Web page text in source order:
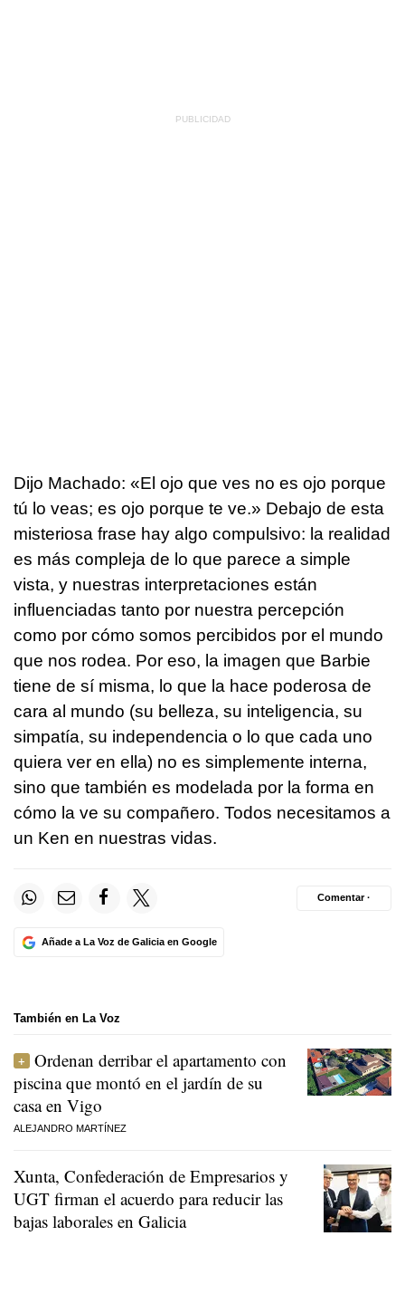
Dijo Machado: «El ojo que ves no es ojo porque
tú lo veas; es ojo porque te ve.» Debajo de esta
misteriosa frase hay algo compulsivo: la realidad
es más compleja de lo que parece a simple
vista, y nuestras interpretaciones están
influenciadas tanto por nuestra percepción
como por cómo somos percibidos por el mundo
que nos rodea. Por eso, la imagen que Barbie
tiene de sí misma, lo que la hace poderosa de
cara al mundo (su belleza, su inteligencia, su
simpatía, su independencia o lo que cada uno
quiera ver en ella) no es simplemente interna,
sino que también es modelada por la forma en
cómo la ve su compañero. Todos necesitamos a
un Ken en nuestras vidas.
Añade a La Voz de Galicia en Google
Comentar ·
También en La Voz
Ordenan derribar el apartamento con
piscina que montó en el jardín de su
casa en Vigo
ALEJANDRO MARTÍNEZ
Xunta, Confederación de Empresarios y
UGT firman el acuerdo para reducir las
bajas laborales en Galicia